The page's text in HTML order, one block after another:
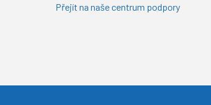
Přejít na naše centrum podpory